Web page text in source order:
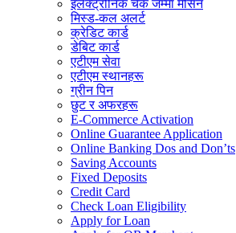
इलेक्ट्रोनिक चेक जम्मा मेसिन
मिस्ड-कल अलर्ट
क्रेडिट कार्ड
डेबिट कार्ड
एटीएम सेवा
एटीएम स्थानहरू
ग्रीन पिन
छुट र अफरहरू
E-Commerce Activation
Online Guarantee Application
Online Banking Dos and Don’ts
Saving Accounts
Fixed Deposits
Credit Card
Check Loan Eligibility
Apply for Loan